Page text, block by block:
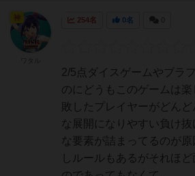
254名 0名
2/5点ダイスゲームやブラ
のにどうもこのゲームは
敗したプレイヤーがどん
な展開になりやすい負け
な要素が詰まってるのが原
しルールもあるがそれほ
神